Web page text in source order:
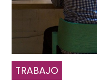
TRABAJO